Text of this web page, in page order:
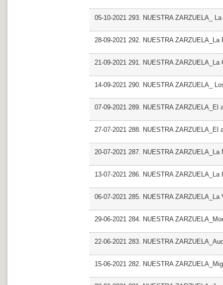
05-10-2021 293. NUESTRA ZARZUELA_
28-09-2021 292. NUESTRA ZARZUELA_La
21-09-2021 291. NUESTRA ZARZUELA_La
14-09-2021 290. NUESTRA ZARZUELA_
07-09-2021 289. NUESTRA ZARZUELA_El
27-07-2021 288. NUESTRA ZARZUELA_El
20-07-2021 287. NUESTRA ZARZUELA_La
13-07-2021 286. NUESTRA ZARZUELA_La
06-07-2021 285. NUESTRA ZARZUELA_La
29-06-2021 284. NUESTRA
22-06-2021 283. NUESTRA
15-06-2021 282. NUESTRA